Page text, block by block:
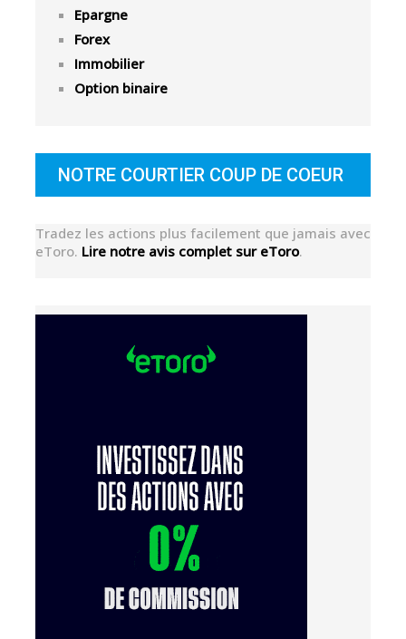
Epargne
Forex
Immobilier
Option binaire
NOTRE COURTIER COUP DE COEUR
Tradez les actions plus facilement que jamais avec
eToro. Lire notre avis complet sur eToro.